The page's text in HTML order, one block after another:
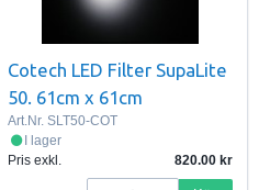
Cotech LED Filter SupaLite
50. 61cm x 61cm
Art.Nr.SLT50-COT
I lager
Pris exkl.
820.00